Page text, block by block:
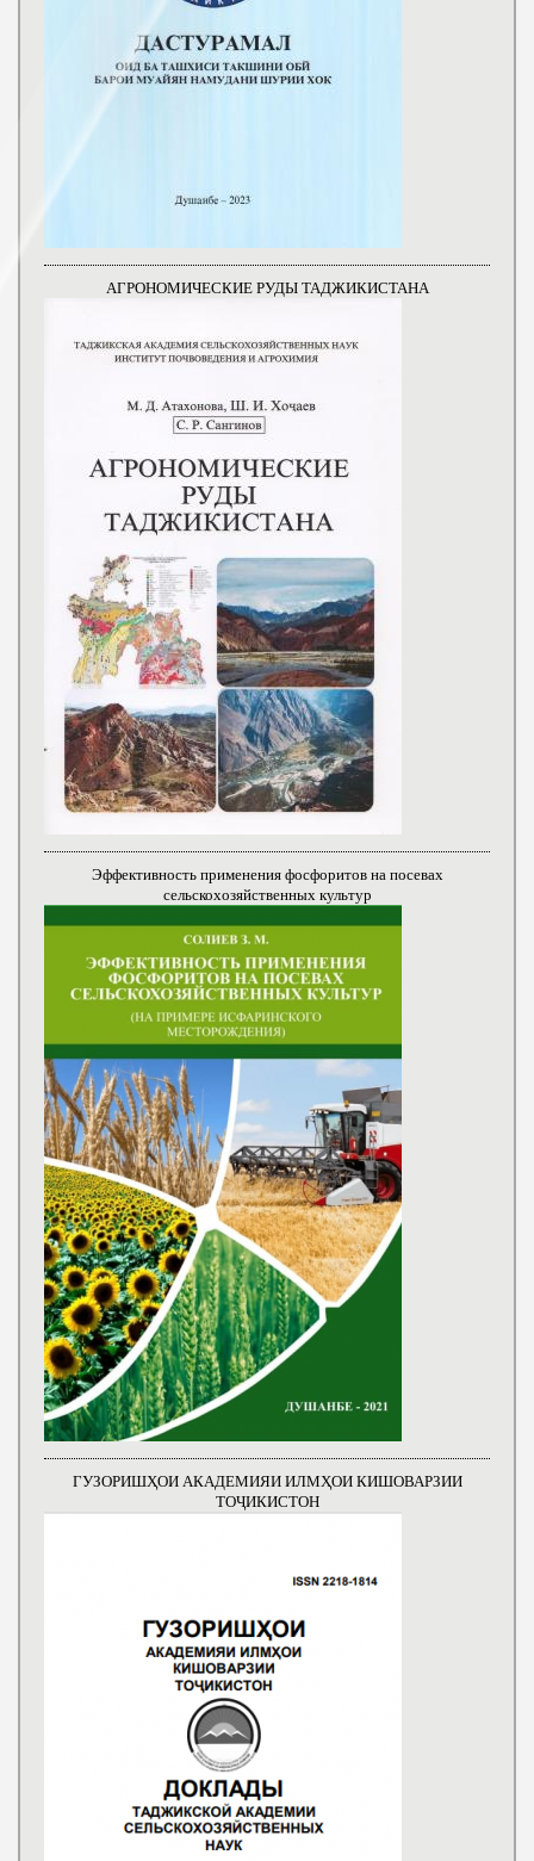
АГРОНОМИЧЕСКИЕ РУДЫ ТАДЖИКИСТАНА
Эффективность применения фосфоритов на посевах
сельскохозяйственных культур
ГУЗОРИШҲОИ АКАДЕМИЯИ ИЛМҲОИ КИШОВАРЗИИ
ТОҶИКИСТОН